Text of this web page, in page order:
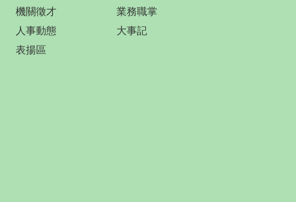
機關徵才
人事動態
表揚區
業務職掌
大事記